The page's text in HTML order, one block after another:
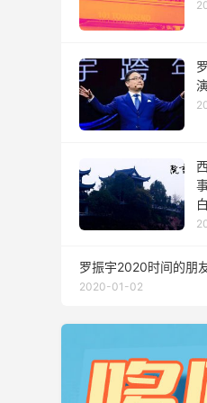
白
罗振宇2020时间的朋
2020-01-02